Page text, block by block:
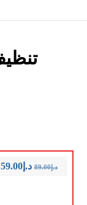
د.إ89.00 د.إ59.00